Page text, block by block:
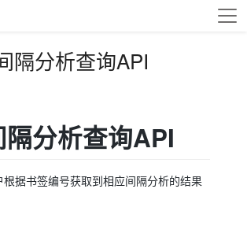
隔分析查询API
分析查询API
根据书签编号获取到相应间隔分析的结果